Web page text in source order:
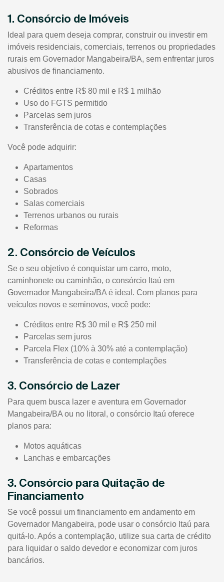
1. Consórcio de Imóveis
Ideal para quem deseja comprar, construir ou investir em
imóveis residenciais, comerciais, terrenos ou propriedades
rurais em Governador Mangabeira/BA, sem enfrentar juros
abusivos de financiamento.
Créditos entre R$ 80 mil e R$ 1 milhão
Uso do FGTS permitido
Parcelas sem juros
Transferência de cotas e contemplações
Você pode adquirir:
Apartamentos
Casas
Sobrados
Salas comerciais
Terrenos urbanos ou rurais
Reformas
2. Consórcio de Veículos
Se o seu objetivo é conquistar um carro, moto,
caminhonete ou caminhão, o consórcio Itaú em
Governador Mangabeira/BA é ideal. Com planos para
veículos novos e seminovos, você pode:
Créditos entre R$ 30 mil e R$ 250 mil
Parcelas sem juros
Parcela Flex (10% à 30% até a contemplação)
Transferência de cotas e contemplações
3. Consórcio de Lazer
Para quem busca lazer e aventura em Governador
Mangabeira/BA ou no litoral, o consórcio Itaú oferece
planos para:
Motos aquáticas
Lanchas e embarcações
3. Consórcio para Quitação de
Financiamento
Se você possui um financiamento em andamento em
Governador Mangabeira, pode usar o consórcio Itaú para
quitá-lo. Após a contemplação, utilize sua carta de crédito
para liquidar o saldo devedor e economizar com juros
bancários.